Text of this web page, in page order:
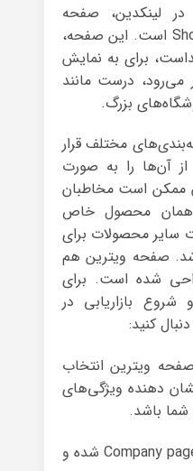
لینکدین، صفحه‌
ویترین یا Showcase pages است. این صفحه،
برای به نمایش
درست مانند
بزرگ.
مختلف قرار
آن‌ها را به صورت
ممکن است مخاطبان
همان محصول خاص
سایر محصولات برای
صفحه ویترین هم
شده است. برای
بازاریابی در
کنید:
ویترین انتخاب
دهنده‌ ویژگی‌های
باشد.
۲- وارد صفحه شرکتی یا Company page شده و